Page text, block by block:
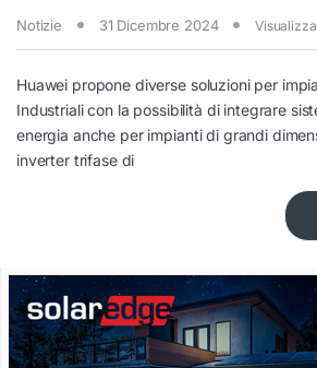
Notizie 31 Dicembre 2024
Huawei propone diverse soluzioni per
Industriali con la possibilità di integrare
energia anche per impianti di grandi
inverter trifase di